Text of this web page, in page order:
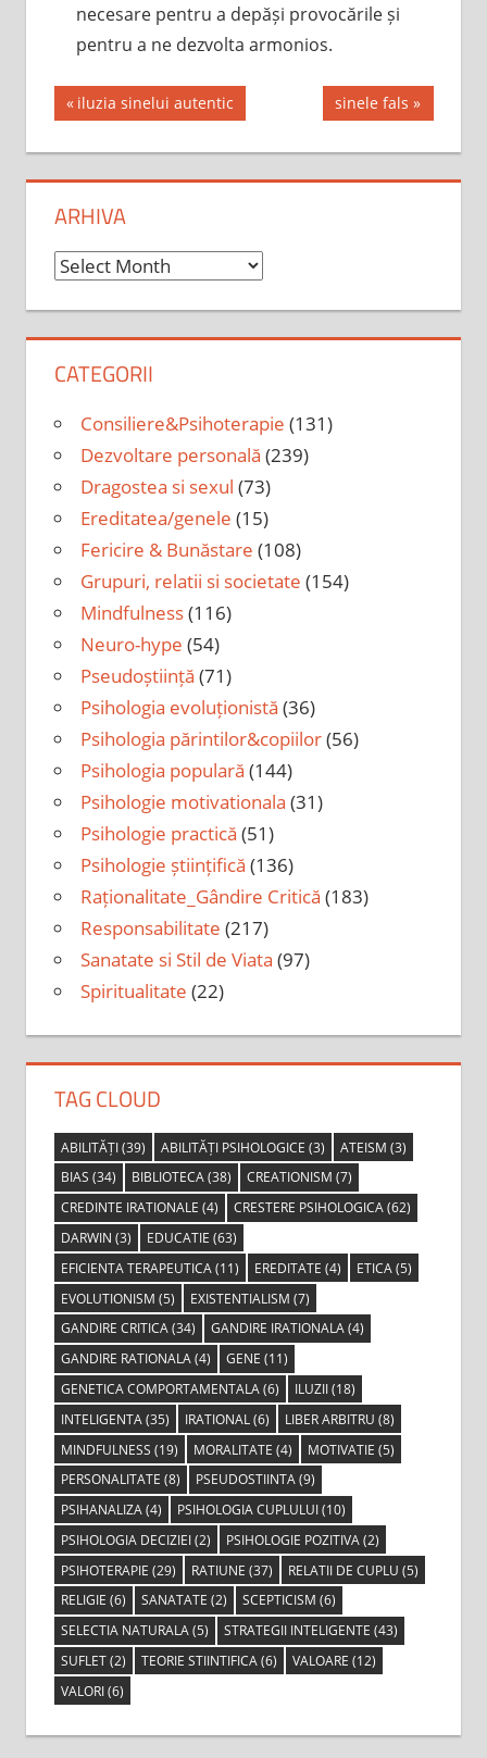
necesare pentru a depăși provocările și
pentru a ne dezvolta armonios.
Post
navigation
Previous
Post:
iluzia sinelui autentic
Next
Post:
sinele fals
ARHIVA
Arhiva
CATEGORII
Consiliere&Psihoterapie (131)
Dezvoltare personală (239)
Dragostea si sexul (73)
Ereditatea/genele (15)
Fericire & Bunăstare (108)
Grupuri, relatii si societate (154)
Mindfulness(116)
Neuro-hype (54)
Pseudoștiință (71)
Psihologia evoluționistă (36)
Psihologia părintilor&copiilor(56)
Psihologia populară (144)
Psihologie motivationala (31)
Psihologie practică (51)
Psihologie științifică (136)
Raționalitate_Gândire Critică (183)
Responsabilitate (217)
Sanatate si Stil de Viata (97)
Spiritualitate (22)
TAG CLOUD
ABILITĂȚI(39) ABILITĂȚI PSIHOLOGICE (3) ATEISM (3)
BIAS (34) BIBLIOTECA(38) CREATIONISM (7)
CREDINTE IRATIONALE (4) CRESTERE PSIHOLOGICA(62)
DARWIN (3) EDUCATIE (63)
EFICIENTA TERAPEUTICA(11) EREDITATE (4) ETICA(5)
EVOLUTIONISM (5) EXISTENTIALISM (7)
GANDIRE CRITICA(34) GANDIRE IRATIONALA(4)
GANDIRE RATIONALA(4) GENE (11)
GENETICA COMPORTAMENTALA(6) ILUZII(18)
INTELIGENTA(35) IRATIONAL(6) LIBER ARBITRU (8)
MINDFULNESS (19) MORALITATE (4) MOTIVATIE (5)
PERSONALITATE (8) PSEUDOSTIINTA(9)
PSIHANALIZA(4) PSIHOLOGIA CUPLULUI(10)
PSIHOLOGIA DECIZIEI(2) PSIHOLOGIE POZITIVA(2)
PSIHOTERAPIE (29) RATIUNE (37) RELATII DE CUPLU (5)
RELIGIE (6) SANATATE (2) SCEPTICISM (6)
SELECTIA NATURALA(5) STRATEGII INTELIGENTE (43)
SUFLET(2) TEORIE STIINTIFICA(6) VALOARE (12)
VALORI(6)